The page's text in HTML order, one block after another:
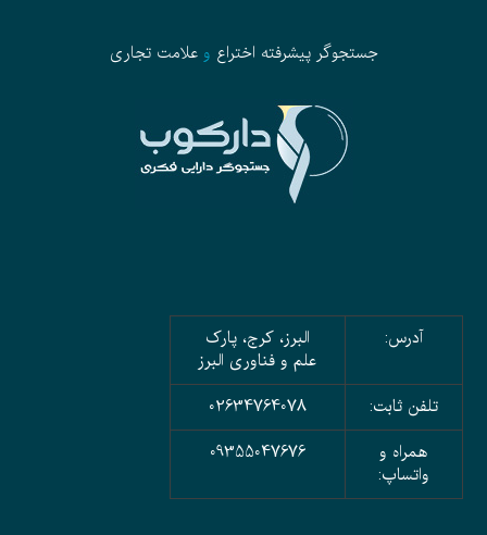
جستجوگر پیشرفته اختراع وعلامت تجاری
آدرس:
البرز، کرج، پارک
علم و فناوری البرز
تلفن ثابت:
02634764078
همراه و
واتساپ:
09355047676